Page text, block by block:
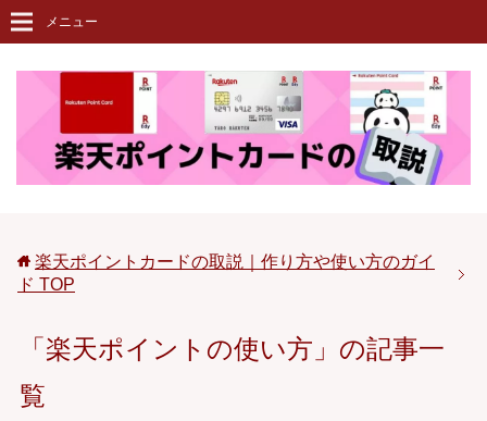
メニュー
楽天ポイントカードの取説｜作り方や使い方のガイ
ド TOP
「楽天ポイントの使い方」の記事一
覧